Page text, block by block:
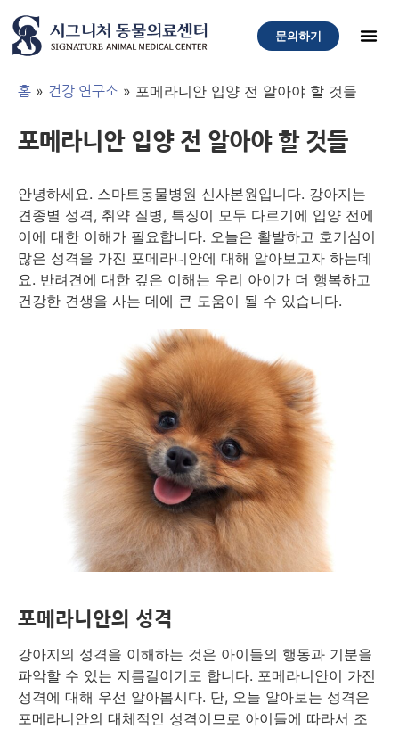
문의하기
홈 » 건강 연구소 » 포메라니안 입양 전 알아야 할 것들
포메라니안 입양 전 알아야 할 것들
안녕하세요. 스마트동물병원 신사본원입니다. 강아지는
견종별 성격, 취약 질병, 특징이 모두 다르기에 입양 전에
이에 대한 이해가 필요합니다. 오늘은 활발하고 호기심이
많은 성격을 가진 포메라니안에 대해 알아보고자 하는데
요. 반려견에 대한 깊은 이해는 우리 아이가 더 행복하고
건강한 견생을 사는 데에 큰 도움이 될 수 있습니다.
포메라니안의 성격
강아지의 성격을 이해하는 것은 아이들의 행동과 기분을
파악할 수 있는 지름길이기도 합니다. 포메라니안이 가진
성격에 대해 우선 알아봅시다. 단, 오늘 알아보는 성격은
포메라니안의 대체적인 성격이므로 아이들에 따라서 조